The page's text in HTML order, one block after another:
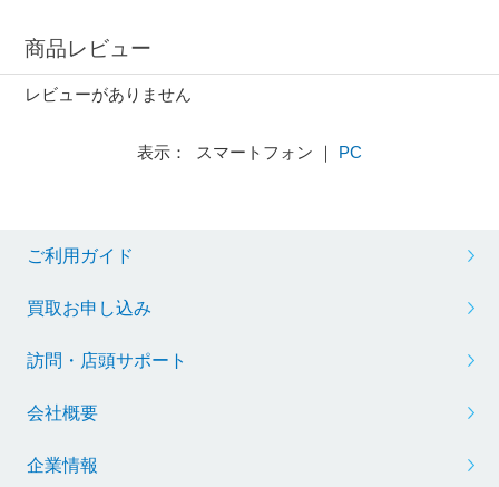
商品レビュー
レビューがありません
表示： スマートフォン ｜ PC
ご利用ガイド
買取お申し込み
訪問・店頭サポート
会社概要
企業情報